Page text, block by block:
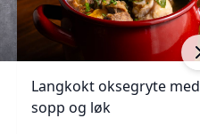
Langkokt oksegryte med
sopp og løk